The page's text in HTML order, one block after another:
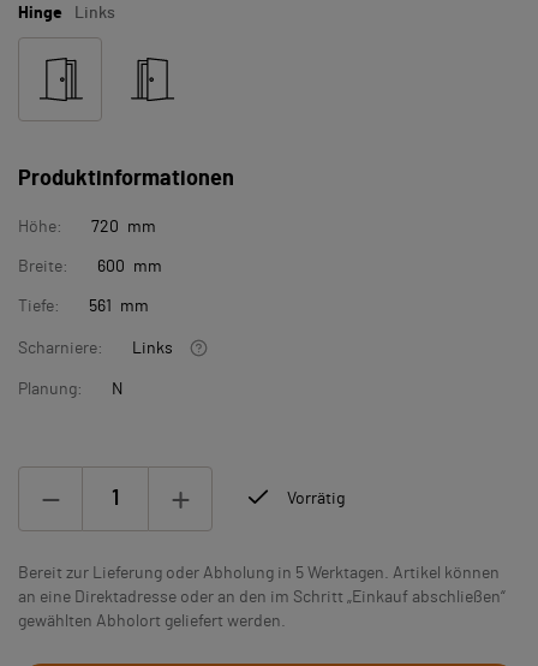
Hinge Links
Produktinformationen
Höhe: 720 mm
Breite: 600 mm
Tiefe: 561 mm
Scharniere: Links
Planung: N
Vorrätig
Bereit zur Lieferung oder Abholung in 5 Werktagen. Artikel können
an eine Direktadresse oder an den im Schritt „Einkauf abschließen“
gewählten Abholort geliefert werden.